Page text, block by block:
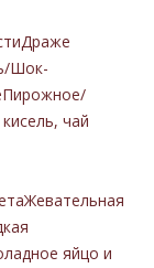
Драже
Шок-
Пирожное/
чай
Жевательная
яйцо и